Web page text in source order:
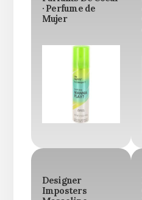
· Perfume de
Mujer
Designer
Imposters